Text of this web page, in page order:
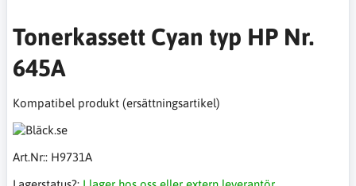
Tonerkassett Cyan typ HP Nr.
645A
Kompatibel produkt (ersättningsartikel)
Art.Nr:: H9731A